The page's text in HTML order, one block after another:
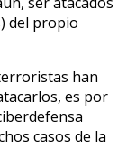
del propio
han
es por
casos de la